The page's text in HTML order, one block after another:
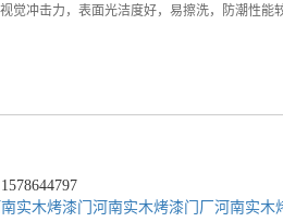
觉冲击力，表面光洁度好，易擦洗，防潮性能
实木烤漆门 河南实木烤漆门厂 河南实木